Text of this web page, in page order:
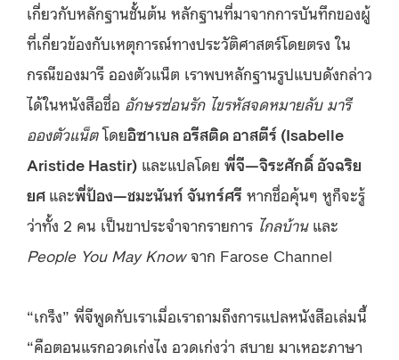
เกี่ยวกับหลักฐานชั้นต้น หลักฐานที่มาจากการบันทึกของผู้
ที่เกี่ยวข้องกับเหตุการณ์ทางประวัติศาสตร์โดยตรง ใน
กรณีของมารี อองตัวแน็ต เราพบหลักฐานรูปแบบดังกล่าว
ได้ในหนังสือชื่อ อักษรซ่อนรัก ไขรหัสจดหมายลับ มารี
อองตัวแน็ตโดยอิซาเบล อรีสติด อาสตีร์ (Isabelle
Aristide Hastir) และแปลโดย พี่จี—จิระศักดิ์ อัจฉริย
ยศ และพี่ป้อง—ชมะนันท์ จันทร์ศรี หากชื่อคุ้นๆ หูก็จะรู้
ว่าทั้ง 2 คน เป็นขาประจำจากรายการ ไกลบ้านและ
People You May Knowจาก Farose Channel
“เกร็ง” พี่จีพูดกับเราเมื่อเราถามถึงการแปลหนังสือเล่มนี้
“คือตอนแรกอวดเก่งไง อวดเก่งว่า สบาย มาเหอะภาษา